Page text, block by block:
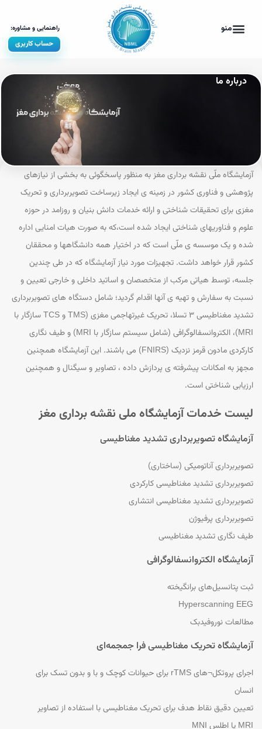
حساب کاربری
درباره ما
آزمایشگاه ملّی نقشه برداری مغز به منظور پاسخگوئی به بخشی از نیازهای
پژوهشی و فناوری کشور در زمینه ی ایجاد زیرساخت تصویربرداری و تحریک
مغزی برای تحقیقات شناختی و ارائه خدمات دانش بنیان و روزامد در حوزه
علوم و فناوریهای شناختی ایجاد شده است،که به صورت هیات امنایی اداره
شده و یک موسسه ی ملّی است که در اختیار همه دانشگاهها و محققان
کشور قرار خواهد داشت. تجهیزات مورد نیاز آزمایشگاه که در طی چندین
جلسه، توسط هیاتی مرکب از متخصصان و اساتید داخلی و خارجی تعیین و
نسبت به سفارش و تهیه ی آنها اقدام گردید؛ شامل دستگاه های تصویربرداری
تشدید مغناطیسی ۳ تسلا، تحریک غیرتهاجمی مغزی (TMS و TCS سازگار با
MRI)، الکتروانسفالوگرافی (شامل سیستم سازگار با MRI) و طیف نگاری
کارکردی مادون قرمز نزدیک (FNIRS) می باشند. این آزمایشگاه همچنین
مجهز به امکانات پیشرفته ی پردازش داده ، تصاویر و سیگنال و همچنین
ارزیابی شناختی است.
لیست خدمات آزمایشگاه ملی نقشه برداری مغز
آزمایشگاه تصویربرداری تشدید مغناطیسی
تصویربرداری آناتومیکی (ساختاری)
تصویر‌برداری تشدید مغناطیسی کارکردی
تصویر‌برداری تشدید مغناطیسی انتشاری
تصویربرداری پرفیوژن
طیف نگاری تشدید مغناطیسی
آزمایشگاه الکتروانسفالوگرافی
ثبت پتانسیل‌های برانگیخته
Hyperscanning EEG
مطالعات نوروفیدبک
آزمایشگاه تحریک مغناطیسی فرا جمجمه‌ای
اجرای پروتکل¬های rTMS برای حیوانات کوچک و با و بدون تسک برای
انسان
تعیین دقیق نقاط هدف برای تحریک مغناطیسی با استفاده از تصاویر
MRI یا اطلس MNI